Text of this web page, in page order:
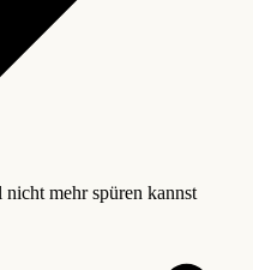
mehr spüren kannst